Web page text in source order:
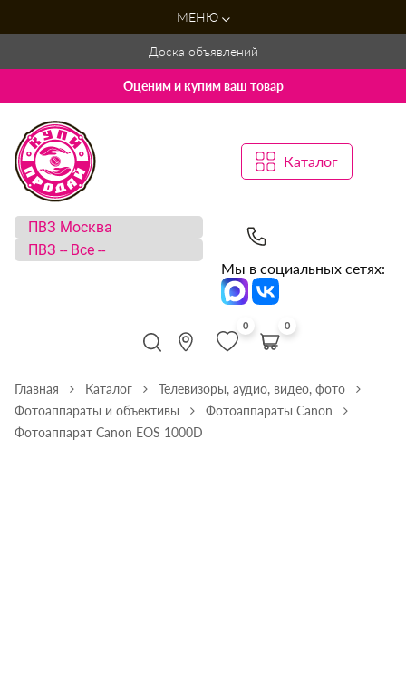
МЕНЮ
Доска объявлений
Оценим и купим ваш товар
Каталог
Мы в социальных сетях:
0 0
Главная Каталог
Телевизоры, аудио, видео, фото
Фотоаппараты и объективы
Фотоаппараты Canon
Фотоаппарат Canon EOS 1000D